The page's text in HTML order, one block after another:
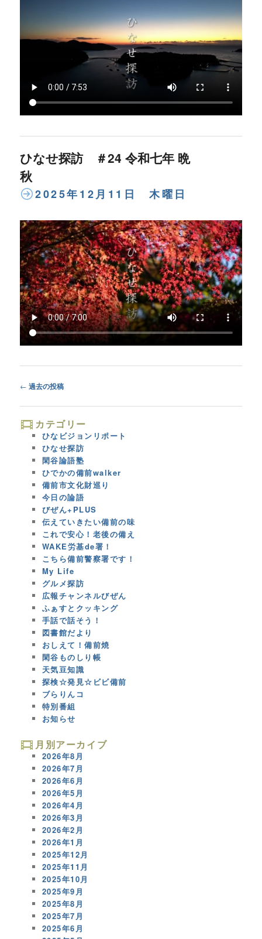
ひなせ探訪 ＃24 令和七年 晩
秋
2025年12月11日 木曜日
Post
← 過去の投稿
カテゴリー
ひなビジョンリポート
ひなせ探訪
閑谷論語塾
ひでかの備前walker
備前市文化財巡り
今日の論語
びぜん+PLUS
伝えていきたい備前の味
これで安心！老後の備え
WAKE労基de署！
こちら備前警察署です！
My Life
グルメ探訪
広報チャンネルびぜん
ふぁすとクッキング
手話で話そう！
図書館だより
おしえて！備前焼
閑谷ものしり帳
天気豆知識
探検☆発見☆ビビ備前
ブらりんコ
特別番組
お知らせ
月別アーカイブ
2026年8月
2026年7月
2026年6月
2026年5月
2026年4月
2026年3月
2026年2月
2026年1月
2025年12月
2025年11月
2025年10月
2025年9月
2025年8月
2025年7月
2025年6月